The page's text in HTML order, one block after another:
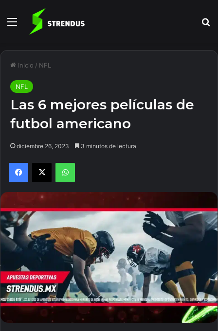
Menú
Inicio / NFL
NFL
Las 6 mejores películas de
futbol americano
diciembre 26, 2023 3 minutos de lectura
Facebook
X WhatsApp